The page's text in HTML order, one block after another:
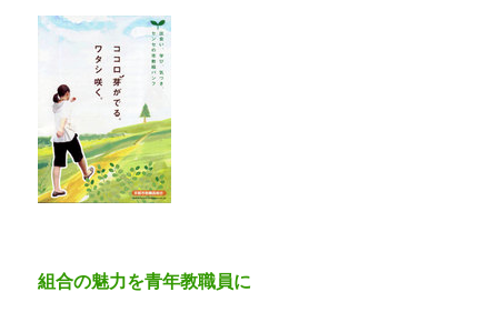
日:
組合の魅力を青年教職員に